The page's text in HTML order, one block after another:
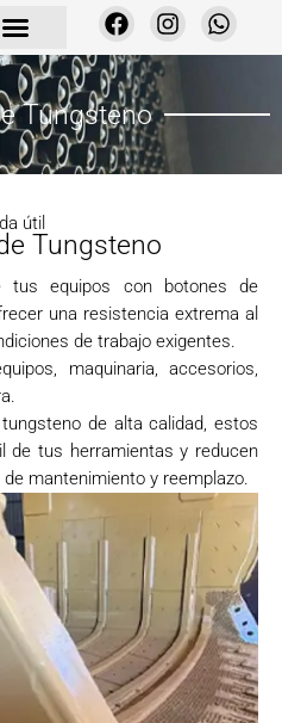
Tungsteno
útil
Tungsteno
tus equipos con botones de
una resistencia extrema al
de trabajo exigentes.
maquinaria, accesorios,
de alta calidad, estos
de tus herramientas y reducen
mantenimiento y reemplazo.